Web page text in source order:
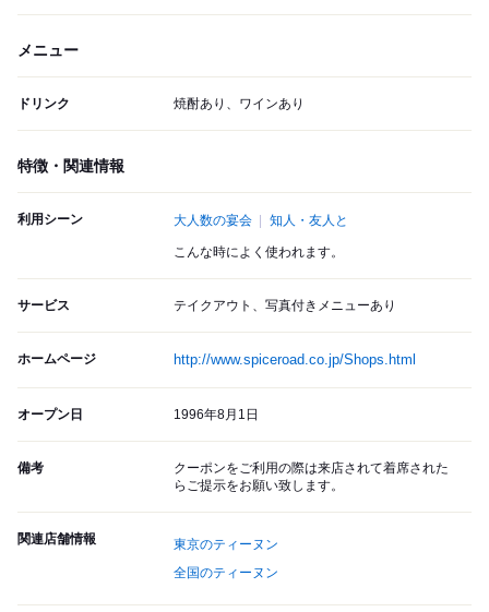
メニュー
ドリンク 焼酎あり、ワインあり
特徴・関連情報
利用シーン 大人数の宴会 知人・友人と
こんな時によく使われます。
サービス テイクアウト、写真付きメニューあり
ホームページ http://www.spiceroad.co.jp/Shops.html
オープン日 1996年8月1日
備考
クーポンをご利用の際は来店されて着席された
らご提示をお願い致します。
関連店舗情報
東京のティーヌン
全国のティーヌン